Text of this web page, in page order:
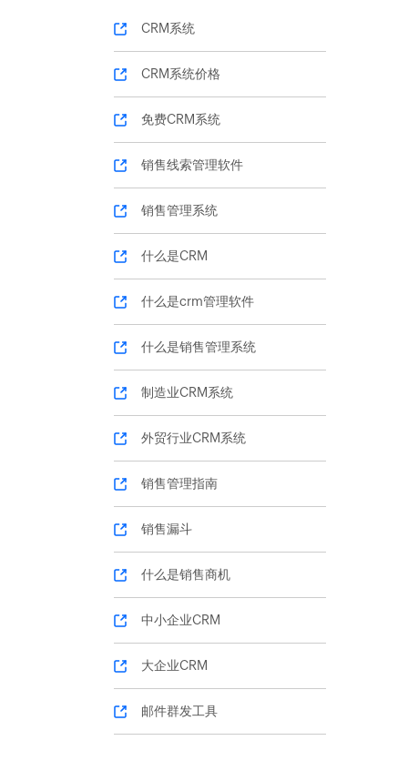
CRM系统
CRM系统价格
免费CRM系统
销售线索管理软件
销售管理系统
什么是CRM
什么是crm管理软件
什么是销售管理系统
制造业CRM系统
外贸行业CRM系统
销售管理指南
销售漏斗
什么是销售商机
中小企业CRM
大企业CRM
邮件群发工具